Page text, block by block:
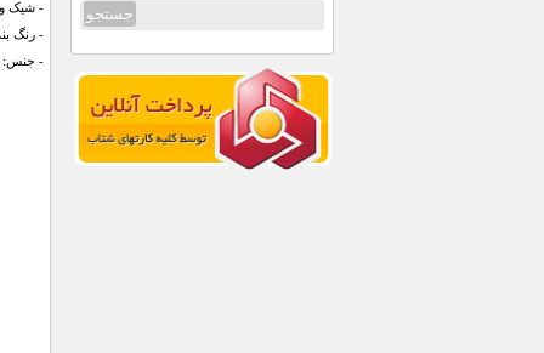
- شیک و
- رنگ
- جنس: